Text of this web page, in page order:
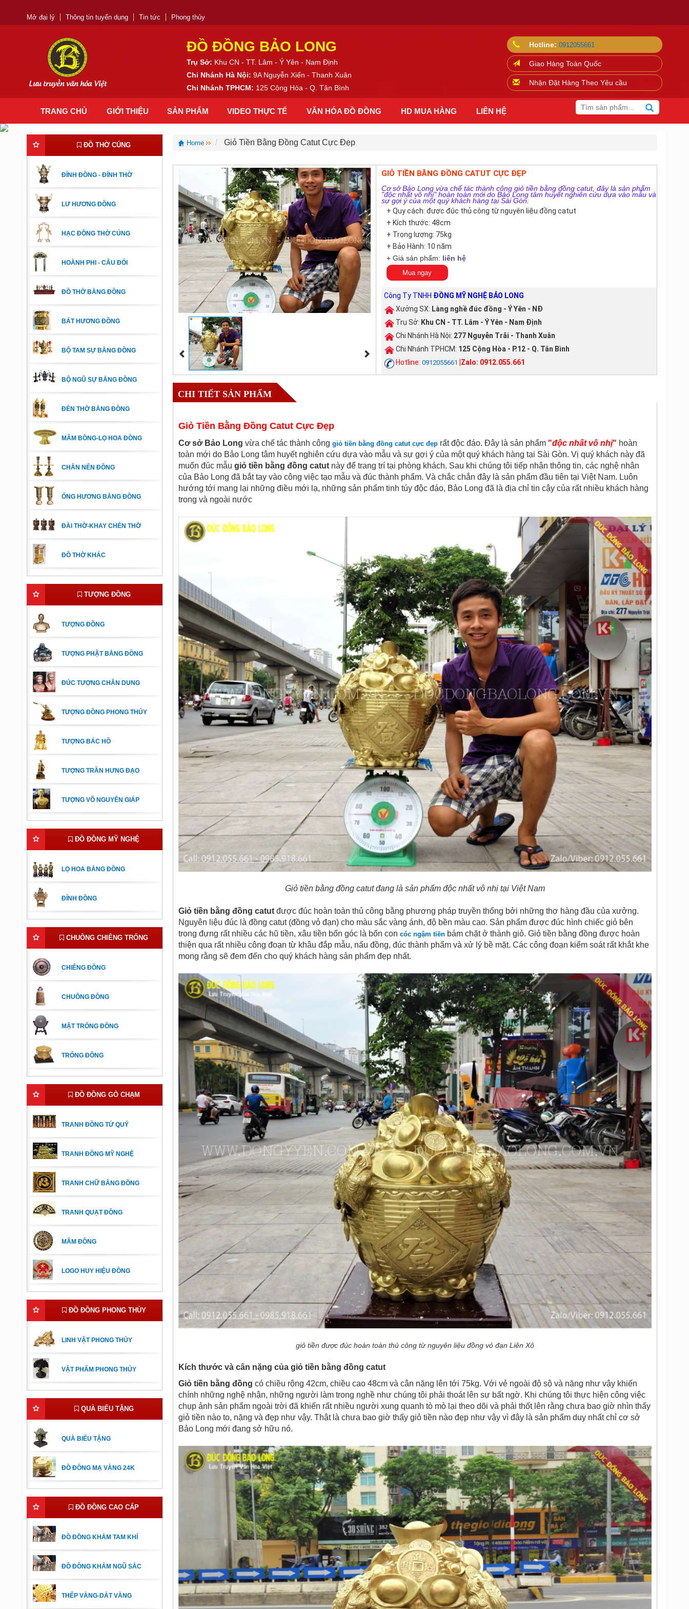
Mở đại lý Thông tin tuyển dụng Tin tức Phong thủy
Lưu truyền văn hóa Việt
ĐỒ ĐỒNG BẢO LONG
Trụ Sở: Khu CN - TT. Lâm - Ý Yên - Nam Định
Chi Nhánh Hà Nội:9A Nguyễn Xiển - Thanh Xuân
Chi Nhánh TPHCM: 125 Cộng Hòa - Q. Tân Bình
Hotline: 0912055661
Giao Hàng Toàn Quốc
Nhận Đặt Hàng Theo Yêu cầu
TRANG CHỦ GIỚI THIỆU SẢN PHẨM VIDEO THỰC TẾ VĂN HÓA ĐỒ ĐỒNG HD MUA HÀNG LIÊN HỆ
ĐỒ THỜ CÚNG
ĐỈNH ĐỒNG - ĐỈNH THỜ
LƯ HƯƠNG ĐỒNG
HẠC ĐỒNG THỜ CÚNG
HOÀNH PHI - CÂU ĐỐI
ĐỒ THỜ BẰNG ĐỒNG
BÁT HƯƠNG ĐỒNG
BỘ TAM SỰ BẰNG ĐỒNG
BỘ NGŨ SỰ BẰNG ĐỒNG
ĐÈN THỜ BẰNG ĐỒNG
MÂM BỒNG-LỌ HOA ĐỒNG
CHÂN NẾN ĐỒNG
ỐNG HƯƠNG BẰNG ĐỒNG
ĐÀI THỜ-KHAY CHÉN THỜ
ĐỒ THỜ KHÁC
TƯỢNG ĐỒNG
TƯỢNG ĐỒNG
TƯỢNG PHẬT BẰNG ĐỒNG
ĐÚC TƯỢNG CHÂN DUNG
TƯỢNG ĐỒNG PHONG THỦY
TƯỢNG BÁC HỒ
TƯỢNG TRẦN HƯNG ĐẠO
TƯỢNG VÕ NGUYÊN GIÁP
ĐỒ ĐỒNG MỸ NGHỆ
LỌ HOA BẰNG ĐỒNG
ĐỈNH ĐỒNG
CHUÔNG CHIÊNG TRỐNG
CHIÊNG ĐỒNG
CHUÔNG ĐỒNG
MẶT TRỐNG ĐỒNG
TRỐNG ĐỒNG
ĐỒ ĐỒNG GÒ CHẠM
TRANH ĐỒNG TỨ QUÝ
TRANH ĐỒNG MỸ NGHỆ
TRANH CHỮ BẰNG ĐỒNG
TRANH QUẠT ĐỒNG
MÂM ĐỒNG
LOGO HUY HIỆU ĐỒNG
ĐỒ ĐỒNG PHONG THỦY
LINH VẬT PHONG THỦY
VẬT PHẨM PHONG THỦY
QUÀ BIẾU TẶNG
QUÀ BIẾU TẶNG
ĐỒ ĐỒNG MẠ VÀNG 24K
ĐỒ ĐỒNG CAO CẤP
ĐỒ ĐỒNG KHẢM TAM KHÍ
ĐỒ ĐỒNG KHẢM NGŨ SẮC
THẾP VÀNG-DÁT VÀNG
Home Giỏ Tiền Bằng Đồng Catut Cực Đẹp
GIỎ TIỀN BẰNG ĐỒNG CATUT CỰC ĐẸP
Cơ sở Bảo Long vừa chế tác thành công giỏ tiền bằng đồng catut, đây là sản phẩm
"độc nhất vô nhị" hoàn toàn mới do Bảo Long tâm huyết nghiên cứu dựa vào mẫu và
sự gợi ý của một quý khách hàng tại Sài Gòn.
+ Quy cách: được đúc thủ công từ nguyên liệu đồng catut
+ Kích thước: 48cm
+ Trọng lượng: 75kg
+ Bảo Hành: 10 năm
+ Giá sản phẩm: liên hệ
Mua ngay
Công Ty TNHH ĐỒNG MỸ NGHỆ BẢO LONG
Xưởng SX: Làng nghề đúc đồng - Ý Yên - NĐ
Trụ Sở: Khu CN - TT. Lâm - Ý Yên - Nam Định
Chi Nhánh Hà Nội: 277 Nguyễn Trãi - Thanh Xuân
Chi Nhánh TPHCM: 125 Cộng Hòa - P.12 - Q. Tân Bình
Hotline: 0912055661 |Zalo: 0912.055.661
CHI TIẾT SẢN PHẨM
Giỏ Tiền Bằng Đồng Catut Cực Đẹp
Cơ sở Bảo Long vừa chế tác thành công giỏ tiền bằng đồng catut cực đẹp rất độc đáo. Đây là sản phẩm "độc nhất vô nhị" hoàn
toàn mới do Bảo Long tâm huyết nghiên cứu dựa vào mẫu và sự gợi ý của một quý khách hàng tại Sài Gòn. Vị quý khách này đã
muốn đúc mẫu giỏ tiền bằng đồng catut này để trang trí tại phòng khách. Sau khi chúng tôi tiếp nhận thông tin, các nghệ nhân
của Bảo Long đã bắt tay vào công việc tạo mẫu và đúc thành phẩm. Và chắc chắn đây là sản phẩm đầu tiên tại Việt Nam. Luôn
hướng tới mang lại những điều mới lạ, những sản phẩm tinh túy độc đáo, Bảo Long đã là địa chỉ tin cậy của rất nhiều khách hàng
trong và ngoài nước
Giỏ tiền bằng đồng catut đang là sản phẩm độc nhất vô nhị tại Việt Nam
Giỏ tiền bằng đồng catut được đúc hoàn toàn thủ công bằng phương pháp truyền thống bởi những thợ hàng đầu của xưởng.
Nguyên liệu đúc là đồng catut (đồng vỏ đạn) cho màu sắc vàng ánh, độ bền màu cao. Sản phẩm được đúc hình chiếc giỏ bên
trong đựng rất nhiều các hũ tiền, xâu tiền bốn góc là bốn con cóc ngậm tiền bám chặt ở thành giỏ. Giỏ tiền bằng đồng được hoàn
thiện qua rất nhiều công đoạn từ khâu đắp mẫu, nấu đồng, đúc thành phẩm và xử lý bề mặt. Các công đoạn kiểm soát rất khắt khe
mong rằng sẽ đem đến cho quý khách hàng sản phẩm đẹp nhất.
giỏ tiền được đúc hoàn toàn thủ công từ nguyên liệu đồng vỏ đạn Liên Xô
Kích thước và cân nặng của giỏ tiền bằng đồng catut
Giỏ tiền bằng đồng có chiều rộng 42cm, chiều cao 48cm và cân nặng lên tới 75kg. Với vẻ ngoài độ sộ và nặng như vậy khiến
chính những nghệ nhận, những người làm trong nghề như chúng tôi phải thoát lên sự bất ngờ. Khi chúng tôi thực hiện công việc
chụp ảnh sản phẩm ngoài trời đã khiến rất nhiều người xung quanh tò mò lại theo dõi và phải thốt lên rằng chưa bao giờ nhìn thấy
giỏ tiền nào to, nặng và đẹp như vậy. Thật là chưa bao giờ thấy giỏ tiền nào đẹp như vậy vì đây là sản phẩm duy nhất chỉ cơ sở
Bảo Long mới đang sở hữu nó.